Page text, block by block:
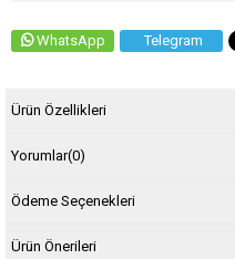
WhatsApp Telegram
Ürün Özellikleri
Yorumlar(0)
Ödeme Seçenekleri
Ürün Önerileri